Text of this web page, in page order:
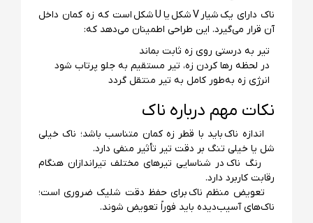
ناک دارای یک شیار V شکل یا U شکل است که زه کمان داخل
آن قرار می‌گیرد. این طراحی اطمینان می‌دهد که:
تیر به درستی روی زه ثابت بماند
در لحظه رها کردن زه، تیر مستقیم به جلو پرتاب شود
انرژی زه به‌طور کامل به تیر منتقل گردد
نکات مهم درباره ناک
اندازه ناک باید با قطر زه کمان متناسب باشد؛ ناک خیلی
شل یا خیلی تنگ بر دقت تیر تأثیر منفی دارد.
رنگ ناک در شناسایی تیرهای مختلف تیراندازان هنگام
رقابت کاربرد دارد.
تعویض منظم ناک برای حفظ دقت شلیک ضروری است؛
ناک‌های آسیب‌دیده باید فوراً تعویض شوند.